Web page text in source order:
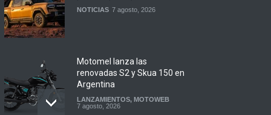
NOTICIAS 7 agosto, 2026
Motomel lanza las
renovadas S2 y Skua 150 en
Argentina
LANZAMIENTOS, MOTOWEB
7 agosto, 2026